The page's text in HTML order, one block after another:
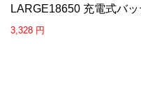
LARGE18650 充電式バ
3,328 円